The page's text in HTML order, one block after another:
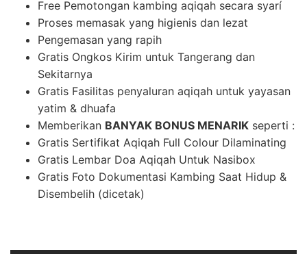
Free Pemotongan kambing aqiqah secara syarí
Proses memasak yang higienis dan lezat
Pengemasan yang rapih
Gratis Ongkos Kirim untuk Tangerang dan
Sekitarnya
Gratis Fasilitas penyaluran aqiqah untuk yayasan
yatim & dhuafa
Memberikan BANYAK BONUS MENARIK seperti :
Gratis Sertifikat Aqiqah Full Colour Dilaminating
Gratis Lembar Doa Aqiqah Untuk Nasibox
Gratis Foto Dokumentasi Kambing Saat Hidup &
Disembelih (dicetak)